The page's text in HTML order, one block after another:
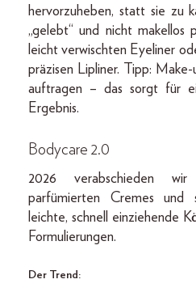
hervorzuheben, statt sie zu
„gelebt“ und nicht makellos
leicht verwischten Eyeliner
präzisen Lipliner. Tipp:
auftragen – das sorgt für
Ergebnis.
Bodycare 2.0
2026 verabschieden
parfümierten Cremes und
leichte, schnell einziehende
Formulierungen.
Der Trend: